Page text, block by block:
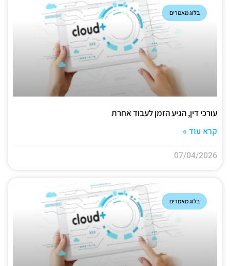
בלוג מאמרים
עורכי דין, הגיע הזמן לעבוד אחרת
קרא עוד »
07/04/2026
בלוג מאמרים